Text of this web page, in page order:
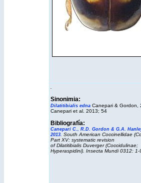
Sinonimia:
Dilatitibialis edna Canepari & Gordon,
Canepari et al. 2013; 54
Bibliografía:
Canepari C., R.D. Gordon & G.A.
2013. South American Coccinellidae
Part XV: systematic revision
of Dilatitibialis Duverger (Coccidulinae;
Hyperaspidini). Insecta Mundi 0312: 1-